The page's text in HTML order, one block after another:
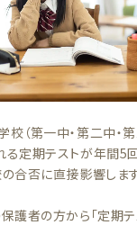
（第一中・第二中・
る定期テストが年間5
合否に直接影響します
護者の方から「定期